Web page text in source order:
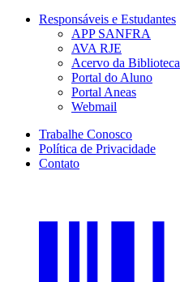
Responsáveis e Estudantes
APP SANFRA
AVA RJE
Acervo da Biblioteca
Portal do Aluno
Portal Aneas
Webmail
Trabalhe Conosco
Política de Privacidade
Contato